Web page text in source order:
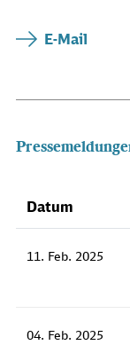
E-Mail
Datum
11. Feb. 2025
04. Feb. 2025